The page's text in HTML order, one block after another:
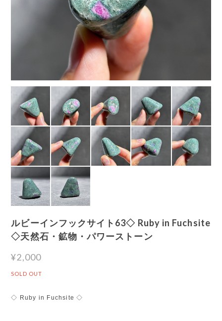
ルビーインフックサイト63◇ Ruby in Fuchsite
◇天然石・鉱物・パワーストーン
¥2,000
SOLD OUT
◇ Ruby in Fuchsite ◇